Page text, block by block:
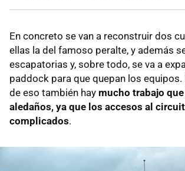
En concreto se van a reconstruir dos
ellas la del famoso peralte, y además
escapatorias y, sobre todo, se va a
paddock para que quepan los equipos.
de eso también hay mucho trabajo
aledaños, ya que los accesos al
complicados.